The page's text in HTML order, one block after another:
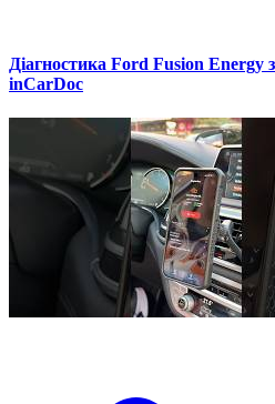
Діагностика Ford Fusion Energy
inCarDoc